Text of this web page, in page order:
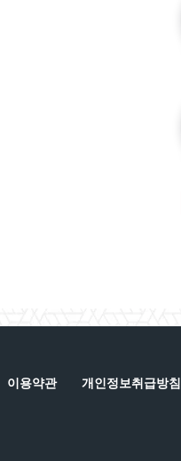
이용약관 개인정보취급방침